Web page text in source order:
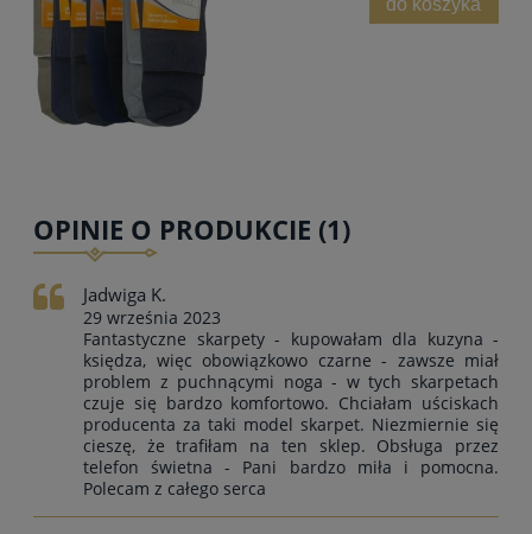
OPINIE O PRODUKCIE (1)
Jadwiga K.
29 września 2023
Fantastyczne skarpety - kupowałam dla kuzyna -
księdza, więc obowiązkowo czarne - zawsze miał
problem z puchnącymi noga - w tych skarpetach
czuje się bardzo komfortowo. Chciałam uściskach
producenta za taki model skarpet. Niezmiernie się
cieszę, że trafiłam na ten sklep. Obsługa przez
telefon świetna - Pani bardzo miła i pomocna.
Polecam z całego serca